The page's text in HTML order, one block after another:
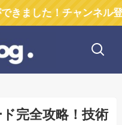
チャンネル登録お願い
完全攻略！技術